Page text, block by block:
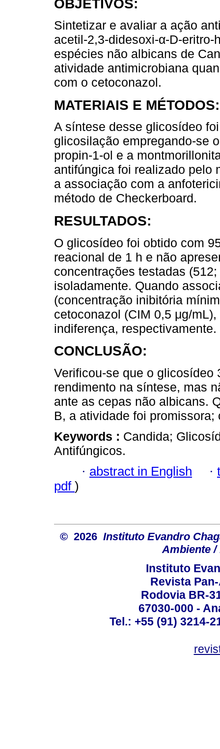
OBJETIVOS:
Sintetizar e avaliar a ação
acetil-2,3-didesoxi-α-D-
espécies não albicans de
atividade antimicrobiana
com o cetoconazol.
MATERIAIS E MÉTODOS:
A síntese desse glicosídeo
glicosilação empregando-se
propin-1-ol e a
antifúngica foi realizado pelo
a associação com a
método de Checkerboard.
RESULTADOS:
O glicosídeo foi obtido com
reacional de 1 h e não
concentrações testadas
isoladamente. Quando
(concentração inibitória
cetoconazol (CIM 0,5 μg/
indiferença, respectivamente.
CONCLUSÃO:
Verificou-se que o glicosídeo
rendimento na síntese, mas
ante as cepas não albicans.
B, a atividade foi
Keywords : Candida;
Antifúngicos.
· abstract in English ·
pdf )
© 2026 Instituto Evandro
Ambiente /
Instituto
Revista
Rodovia BR-
67030-000 -
Tel.: +55 (91) 3214-